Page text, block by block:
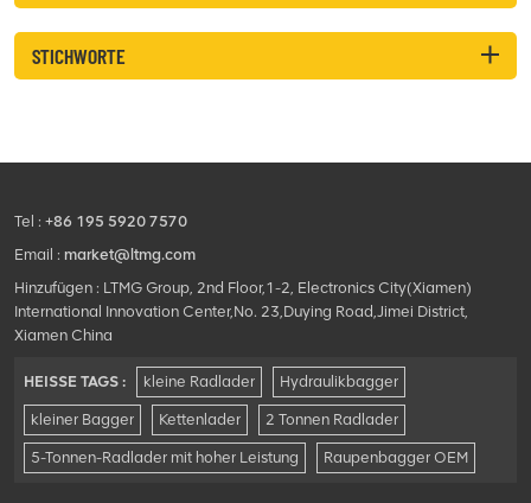
STICHWORTE
Tel : +86 195 5920 7570
Email : market@ltmg.com
Hinzufügen : LTMG Group, 2nd Floor,1-2, Electronics City(Xiamen)
International Innovation Center,No. 23,Duying Road,Jimei District,
Xiamen China
HEISSE TAGS : kleine Radlader Hydraulikbagger
kleiner Bagger Kettenlader 2 Tonnen Radlader
5-Tonnen-Radlader mit hoher Leistung Raupenbagger OEM